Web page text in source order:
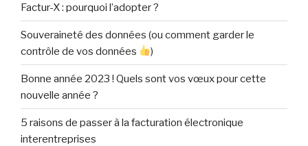
Factur-X : pourquoi l’adopter ?
Souveraineté des données (ou comment garder le
contrôle de vos données
)
Bonne année 2023 ! Quels sont vos vœux pour cette
nouvelle année ?
5 raisons de passer à la facturation électronique
interentreprises